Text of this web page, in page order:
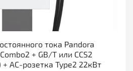
тока Pandora
+ GB/T или CCS2
+ АС-розетка Type2 22кВт